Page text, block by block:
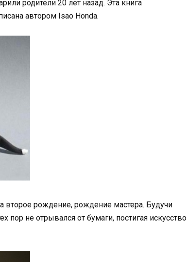
родители 20 лет назад. Эта книга
автором Isao Honda.
второе рождение, рождение мастера. Будучи
пор не отрывался от бумаги, постигая искусство